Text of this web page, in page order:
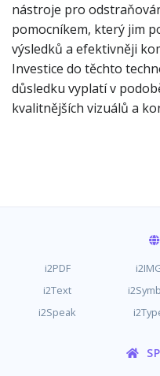
nástroje pro
pomocníkem, který jim
výsledků a efektivněji
Investice do těchto
důsledku vyplatí v
kvalitnějších vizuálů a
i2PDF
i2Text
i2Speak